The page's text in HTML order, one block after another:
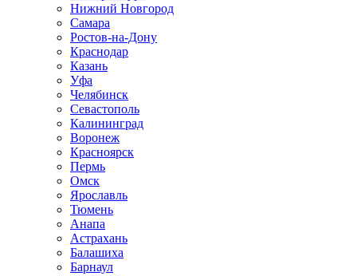
Нижний Новгород
Самара
Ростов-на-Дону
Краснодар
Казань
Уфа
Челябинск
Севастополь
Калининград
Воронеж
Красноярск
Пермь
Омск
Ярославль
Тюмень
Анапа
Астрахань
Балашиха
Барнаул